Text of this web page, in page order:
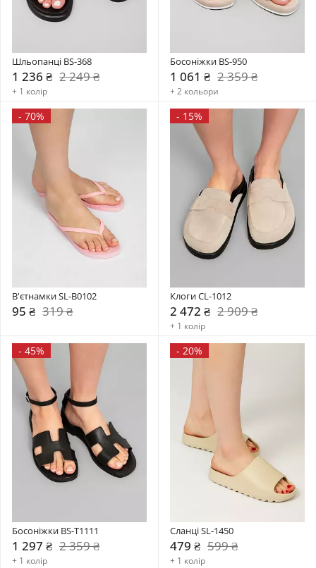
Шльопанці BS-368
1 236 ₴ 2 249 ₴
+ 1 колір
Босоніжки BS-950
1 061 ₴ 2 359 ₴
+ 2 кольори
- 70%
В'єтнамки SL-B0102
95 ₴ 319 ₴
- 15%
Клоги CL-1012
2 472 ₴ 2 909 ₴
+ 1 колір
- 45%
Босоніжки BS-T1111
1 297 ₴ 2 359 ₴
+ 1 колір
- 20%
Сланці SL-1450
479 ₴ 599 ₴
+ 1 колір